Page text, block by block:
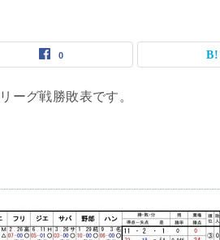
0
ーグ戦勝敗表です。